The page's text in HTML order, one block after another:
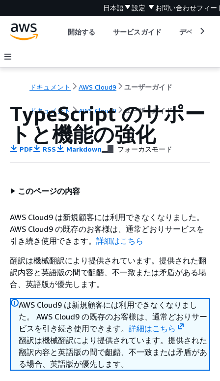
日本語 設定 お問い合わせフィー
開始する サービスガイド デベロッパ
ドキュメント AWS Cloud9 ユーザーガイド
ドキュメント AWS Cloud9 ユーザーガイド
TypeScript のサポー
トと機能の強化
PDF RSS Markdown フォーカスモード
このページの内容
AWS Cloud9 は新規顧客には利用できなくなりました。
AWS Cloud9 の既存のお客様は、通常どおりサービスを
引き続き使用できます。 詳細はこちら
翻訳は機械翻訳により提供されています。提供された翻
訳内容と英語版の間で齟齬、不一致または矛盾がある場
合、英語版が優先します。
AWS Cloud9 は新規顧客には利用できなくなりまし
た。 AWS Cloud9 の既存のお客様は、通常どおりサー
ビスを引き続き使用できます。 詳細はこちら
翻訳は機械翻訳により提供されています。提供された
翻訳内容と英語版の間で齟齬、不一致または矛盾があ
る場合、英語版が優先します。